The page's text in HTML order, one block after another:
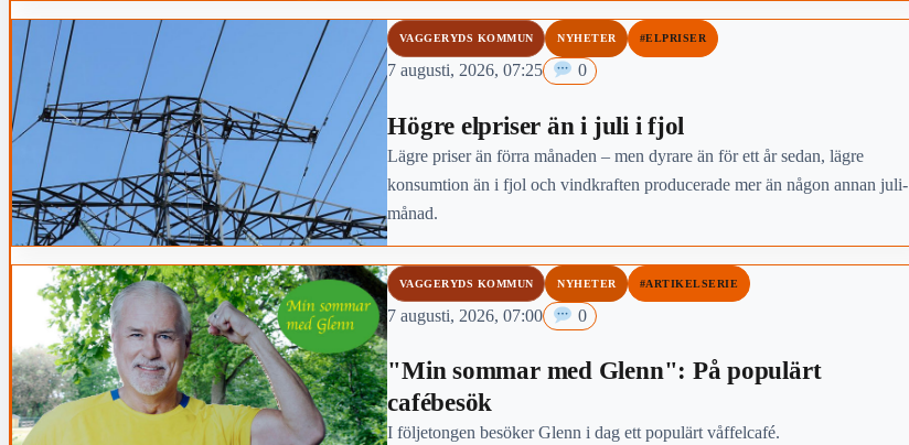
VAGGERYDS KOMMUN NYHETER #ELPRISER
7 augusti, 2026, 07:25 0
Högre elpriser än i juli i fjol
Lägre priser än förra månaden – men dyrare än för ett år sedan, lägre
konsumtion än i fjol och vindkraften producerade mer än någon annan juli-
månad.
VAGGERYDS KOMMUN NYHETER #ARTIKELSERIE
7 augusti, 2026, 07:00 0
"Min sommar med Glenn": På populärt
cafébesök
I följetongen besöker Glenn i dag ett populärt våffelcafé.